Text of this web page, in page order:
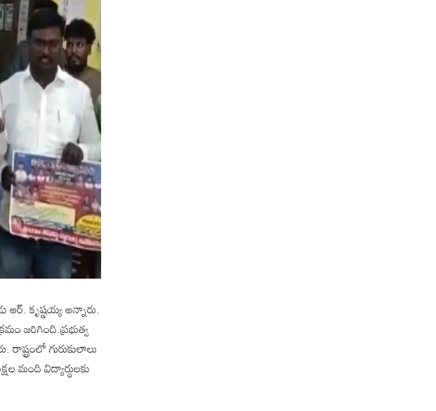
కృష్ణయ్య అన్నారు.
జరిగింది.ప్రభుత్వ
గురుకులాలు
మంది విద్యార్థులకు